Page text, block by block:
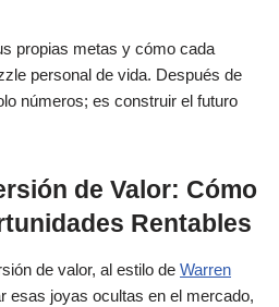
propias metas y cómo cada
personal de vida. Después de
números; es construir el futuro
de Valor: Cómo
Rentables
de valor, al estilo de Warren
esas joyas ocultas en el mercado,